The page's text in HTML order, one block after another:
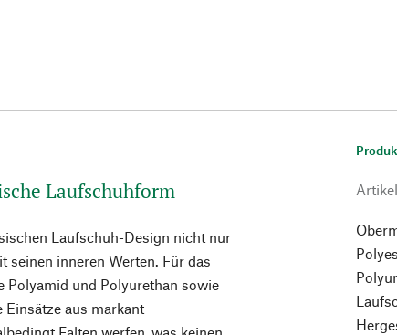
Laufschuhform
Laufschuh-Design nicht nur
seinen inneren Werten. Für das
Polyamid und Polyurethan sowie
Einsätze aus markant